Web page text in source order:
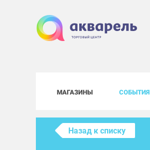
МАГАЗИНЫ СОБЫТИЯ
Назад к списку